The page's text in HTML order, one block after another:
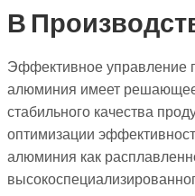
В
Эффективное управление
алюминия имеет
стабильного качества
оптимизации
алюминия как